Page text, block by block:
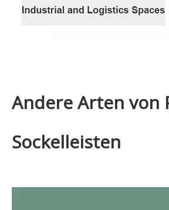
Andere Arten von
Sockelleisten